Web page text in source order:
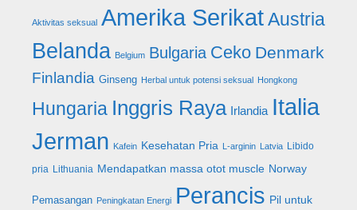
Aktivitas seksual Amerika SerikatAustria
Belanda Belgium Bulgaria Ceko Denmark
Finlandia Ginseng Herbal untuk potensi seksual Hongkong
Hungaria Inggris Raya Irlandia Italia
Jerman
Kafein Kesehatan Pria L-arginin Latvia Libido
pria Lithuania Mendapatkan massa otot muscle Norway
Pemasangan Peningkatan Energi Perancis Pil untuk